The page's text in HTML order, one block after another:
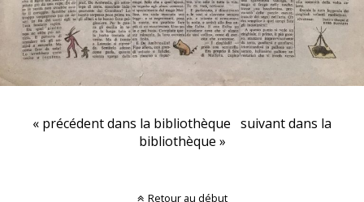
« précédent dans la bibliothèque suivant dans la
bibliothèque »
Retour au début